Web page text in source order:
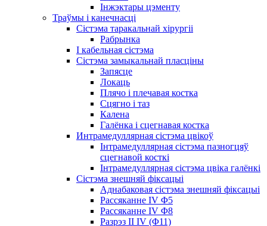
Інжэктары цэменту
Траўмы і канечнасці
Сістэма таракальнай хірургіі
Рабрынка
І кабельная сістэма
Сістэма замыкальнай пласціны
Запясце
Локаць
Плячо і плечавая костка
Сцягно і таз
Калена
Галёнка і сцегнавая костка
Интрамедуллярная сістэма цвікоў
Інтрамедуллярная сістэма пазногцяў
сцегнавой косткі
Інтрамедуллярная сістэма цвіка галёнкі
Сістэма знешняй фіксацыі
Аднабаковая сістэма знешняй фіксацыі
Рассяканне IV Φ5
Рассяканне IV Φ8
Разрэз II IV (Φ11)